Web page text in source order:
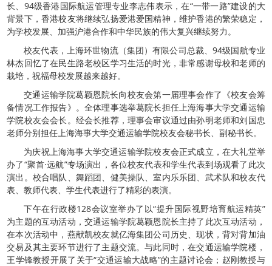
长、94级香港国际航运管理专业李志伟表示，在“一带一路”建设的大
背景下，香港校友将继续弘扬爱港爱国精神，维护香港的繁荣稳定，
为学校发展、加强沪港合作和中华民族的伟大复兴继续努力。
校友代表，上海环世物流（集团）有限公司总裁、94级国航专业
林杰回忆了在民生路老校区学习生活的时光，非常感谢母校和老师的
栽培，祝福母校发展越来越好。
交通运输学院葛颖恩院长向校友会第一届理事会作了《校友会筹
备情况工作报告》。全体理事选举葛院长担任上海海事大学交通运输
学院校友会会长。经会长推荐，理事会审议通过由孙明老师和刘国忠
老师分别担任上海海事大学交通运输学院校友会秘书长、副秘书长。
为庆祝上海海事大学交通运输学院校友会正式成立，在大礼堂举
办了“聚首·远航”专场演出，各位校友代表和学生代表到场观看了此次
演出。校合唱队、舞蹈团、健美操队、室内乐乐团、武术队和校友代
表、教师代表、学生代表进行了精彩的表演。
下午在行政楼128会议室举办了以“提升国际视野培育航运精英”
为主题的互动活动，交通运输学院葛颖恩院长主持了此次互动活动，
在本次活动中，燕献凯校友就亿海集团公司历史、现状，背对背加油
交易及其主要环节进行了主题交流。与此同时，在交通运输学院楼，
王学锋教授开展了关于“交通运输大战略”的主题讨论会；赵刚教授与